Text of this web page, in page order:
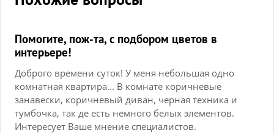
Помогите, пож-та, с подбором цветов в
интерьере!
Доброго времени суток! У меня небольшая одно
комнатная квартира... В комнате коричневые
занавески, коричневый диван, черная техника и
тумбочка, так де есть немного белых элементов.
Интересует Ваше мнение специалистов.